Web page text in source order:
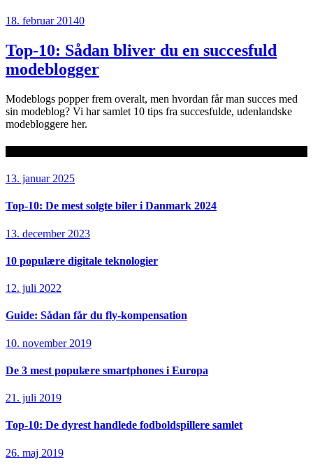
18. februar 20140
Top-10: Sådan bliver du en succesfuld
modeblogger
Modeblogs popper frem overalt, men hvordan får man succes med
sin modeblog? Vi har samlet 10 tips fra succesfulde, udenlandske
modebloggere her.
13. januar 2025
Top-10: De mest solgte biler i Danmark 2024
13. december 2023
10 populære digitale teknologier
12. juli 2022
Guide: Sådan får du fly-kompensation
10. november 2019
De 3 mest populære smartphones i Europa
21. juli 2019
Top-10: De dyrest handlede fodboldspillere samlet
26. maj 2019